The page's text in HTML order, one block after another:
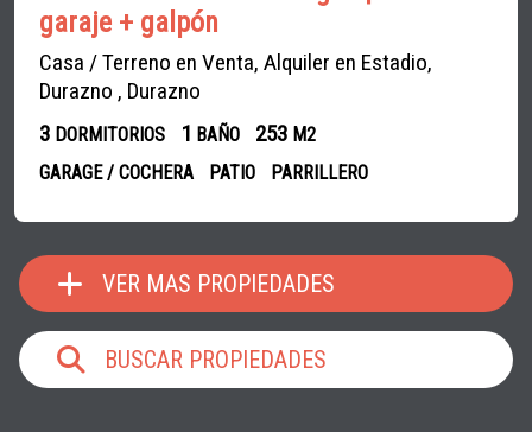
garaje + galpón
Casa / Terreno en Venta, Alquiler en Estadio,
Durazno , Durazno
3 DORMITORIOS 1 BAÑO 253 M2
GARAGE / COCHERA
PATIO PARRILLERO
VER MAS PROPIEDADES
BUSCAR PROPIEDADES